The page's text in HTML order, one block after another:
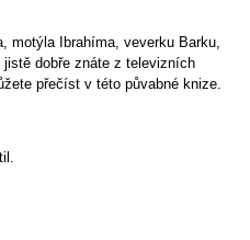
motýla Ibrahíma, veverku Barku,
dobře znáte z televizních
přečíst v této půvabné knize.